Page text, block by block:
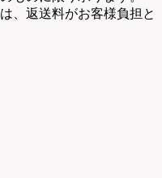
、返送料がお客様負担と